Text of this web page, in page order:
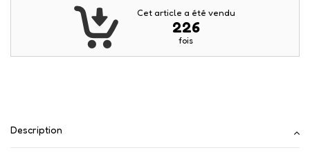
Cet article a été vendu
226
fois
Description